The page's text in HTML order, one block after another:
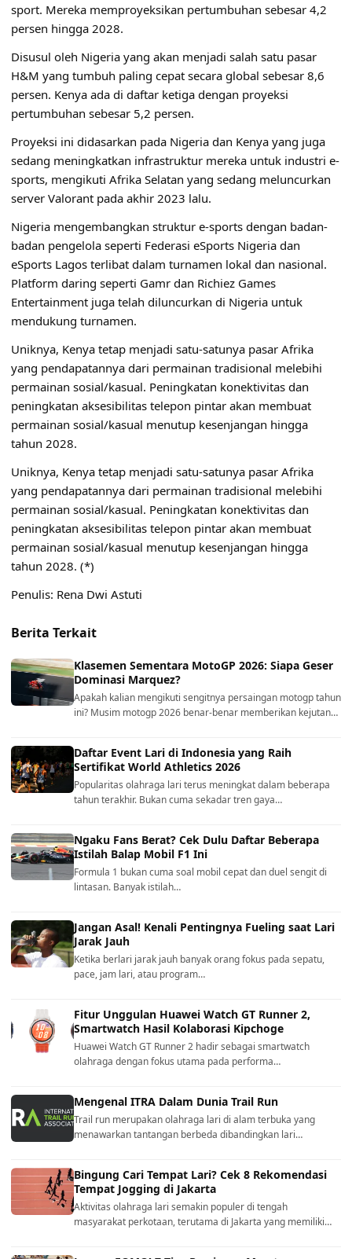
sport. Mereka memproyeksikan pertumbuhan sebesar 4,2
persen hingga 2028.
Disusul oleh Nigeria yang akan menjadi salah satu pasar
H&M yang tumbuh paling cepat secara global sebesar 8,6
persen. Kenya ada di daftar ketiga dengan proyeksi
pertumbuhan sebesar 5,2 persen.
Proyeksi ini didasarkan pada Nigeria dan Kenya yang juga
sedang meningkatkan infrastruktur mereka untuk industri e-
sports, mengikuti Afrika Selatan yang sedang meluncurkan
server Valorant pada akhir 2023 lalu.
Nigeria mengembangkan struktur e-sports dengan badan-
badan pengelola seperti Federasi eSports Nigeria dan
eSports Lagos terlibat dalam turnamen lokal dan nasional.
Platform daring seperti Gamr dan Richiez Games
Entertainment juga telah diluncurkan di Nigeria untuk
mendukung turnamen.
Uniknya, Kenya tetap menjadi satu-satunya pasar Afrika
yang pendapatannya dari permainan tradisional melebihi
permainan sosial/kasual. Peningkatan konektivitas dan
peningkatan aksesibilitas telepon pintar akan membuat
permainan sosial/kasual menutup kesenjangan hingga
tahun 2028.
Uniknya, Kenya tetap menjadi satu-satunya pasar Afrika
yang pendapatannya dari permainan tradisional melebihi
permainan sosial/kasual. Peningkatan konektivitas dan
peningkatan aksesibilitas telepon pintar akan membuat
permainan sosial/kasual menutup kesenjangan hingga
tahun 2028. (*)
Penulis: Rena Dwi Astuti
Berita Terkait
Klasemen Sementara MotoGP 2026: Siapa Geser
Dominasi Marquez?
Apakah kalian mengikuti sengitnya persaingan motogp tahun
ini? Musim motogp 2026 benar-benar memberikan kejutan…
Daftar Event Lari di Indonesia yang Raih
Sertifikat World Athletics 2026
Popularitas olahraga lari terus meningkat dalam beberapa
tahun terakhir. Bukan cuma sekadar tren gaya…
Ngaku Fans Berat? Cek Dulu Daftar Beberapa
Istilah Balap Mobil F1 Ini
Formula 1 bukan cuma soal mobil cepat dan duel sengit di
lintasan. Banyak istilah…
Jangan Asal! Kenali Pentingnya Fueling saat Lari
Jarak Jauh
Ketika berlari jarak jauh banyak orang fokus pada sepatu,
pace, jam lari, atau program…
Fitur Unggulan Huawei Watch GT Runner 2,
Smartwatch Hasil Kolaborasi Kipchoge
Huawei Watch GT Runner 2 hadir sebagai smartwatch
olahraga dengan fokus utama pada performa…
Mengenal ITRA Dalam Dunia Trail Run
Trail run merupakan olahraga lari di alam terbuka yang
menawarkan tantangan berbeda dibandingkan lari…
Bingung Cari Tempat Lari? Cek 8 Rekomendasi
Tempat Jogging di Jakarta
Aktivitas olahraga lari semakin populer di tengah
masyarakat perkotaan, terutama di Jakarta yang memiliki…